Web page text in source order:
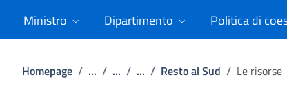
Ministro Dipartimento Politica di
Homepage / ... / ... / ... / Resto al Sud / Le risorse